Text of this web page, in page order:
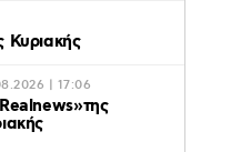
| 17:06